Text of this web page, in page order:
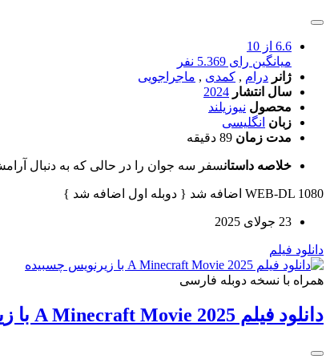
6.6 از 10
میانگین رای 5.369 نفر
ژانر درام , کمدی , ماجراجویی
سال انتشار 2024
محصول نیوزیلند
زبان انگلیسی
مدت زمان 89 دقیقه
خلاصه داستانسفر سه جوان را در حالی که به دنبال
WEB-DL 1080 اضافه شد { دوبله اول اضافه شد }
23 جولای 2025
دانلود فیلم
همراه با نسخه دوبله فارسی
دانلود فیلم A Minecraft Movie 2025 با زیرنویس چسبیده